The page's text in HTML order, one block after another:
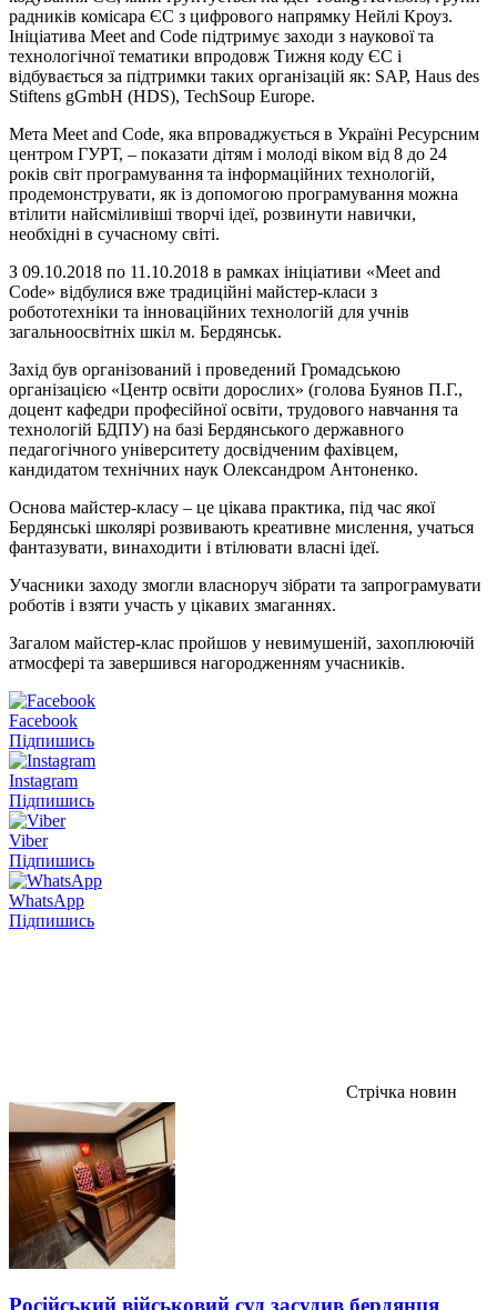
радників комісара ЄС з цифрового напрямку Нейлі Кроуз.
Ініціатива Meet and Code підтримує заходи з наукової та
технологічної тематики впродовж Тижня коду ЄС і
відбувається за підтримки таких організацій як: SAP, Haus des
Stiftens gGmbH (HDS), TechSoup Europe.
Мета Meet and Code, яка впроваджується в Україні Ресурсним
центром ГУРТ, – показати дітям і молоді віком від 8 до 24
років світ програмування та інформаційних технологій,
продемонструвати, як із допомогою програмування можна
втілити найсміливіші творчі ідеї, розвинути навички,
необхідні в сучасному світі.
З 09.10.2018 по 11.10.2018 в рамках ініціативи «Meet and
Code» відбулися вже традиційні майстер-класи з
робототехніки та інноваційних технологій для учнів
загальноосвітніх шкіл м. Бердянськ.
Захід був організований і проведений Громадською
організацією «Центр освіти дорослих» (голова Буянов П.Г.,
доцент кафедри професійної освіти, трудового навчання та
технологій БДПУ) на базі Бердянського державного
педагогічного університету досвідченим фахівцем,
кандидатом технічних наук Олександром Антоненко.
Основа майстер-класу – це цікава практика, під час якої
Бердянські школярі розвивають креативне мислення, учаться
фантазувати, винаходити і втілювати власні ідеї.
Учасники заходу змогли власноруч зібрати та запрограмувати
роботів і взяти участь у цікавих змаганнях.
Загалом майстер-клас пройшов у невимушеній, захоплюючій
атмосфері та завершився нагородженням учасників.
Facebook
Підпишись
Instagram
Підпишись
Viber
Підпишись
WhatsApp
Підпишись
Стрічка новин